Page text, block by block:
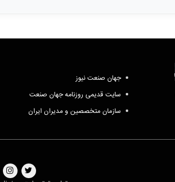
جهان صنعت نیوز
سایت قدیمی روزنامه جهان صنعت
سازمان متخصصین و مدیران ایران